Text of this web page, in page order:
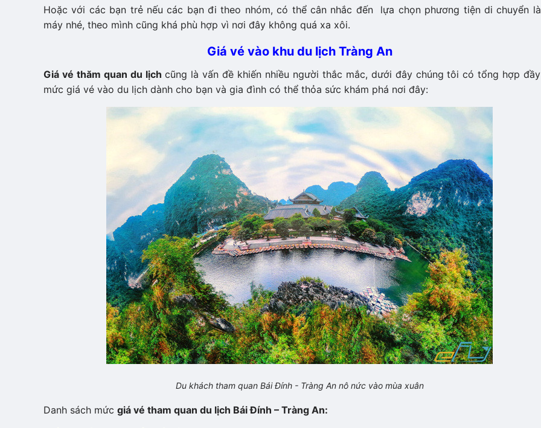
Hoặc với các bạn trẻ nếu các bạn đi theo nhóm, có thể cân nhắc đến lựa chọn phương tiện di chuyển
máy nhé, theo mình cũng khá phù hợp vì nơi đây không quá xa xôi.
Giá vé vào khu du lịch Tràng An
Giá vé thăm quan du lịch cũng là vấn đề khiến nhiều người thắc mắc, dưới đây chúng tôi có tổng hợp
mức giá vé vào du lịch dành cho bạn và gia đình có thể thỏa sức khám phá nơi đây:
Du khách tham quan Bái Đính - Tràng An nô nức vào mùa xuân
Danh sách mức giá vé tham quan du lịch Bái Đính – Tràng An: